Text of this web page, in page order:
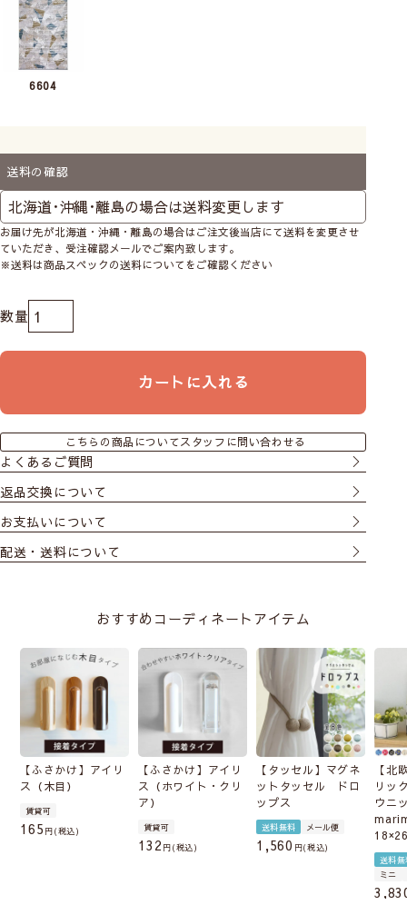
6604
送料の確認
お届け先が北海道・沖縄・離島の場合はご注文後当店にて送料を変更させ
ていただき、受注確認メールでご案内致します。
※送料は商品スペックの送料についてをご確認ください
カートに入れる
こちらの商品についてスタッフに問い合わせる
よくあるご質問
返品交換について
お支払いについて
配送・送料について
おすすめコーディネートアイテム
【ふさかけ】アイリ
ス（木目）
賃貸可
165 税込
【ふさかけ】アイリ
ス（ホワイト・クリ
ア）
賃貸可
132 税込
【タッセル】マグネ
ットタッセル ドロ
ップス
送料無料 メール便
1,560 税込
【北
リッ
ウニ
送料無
ミニ